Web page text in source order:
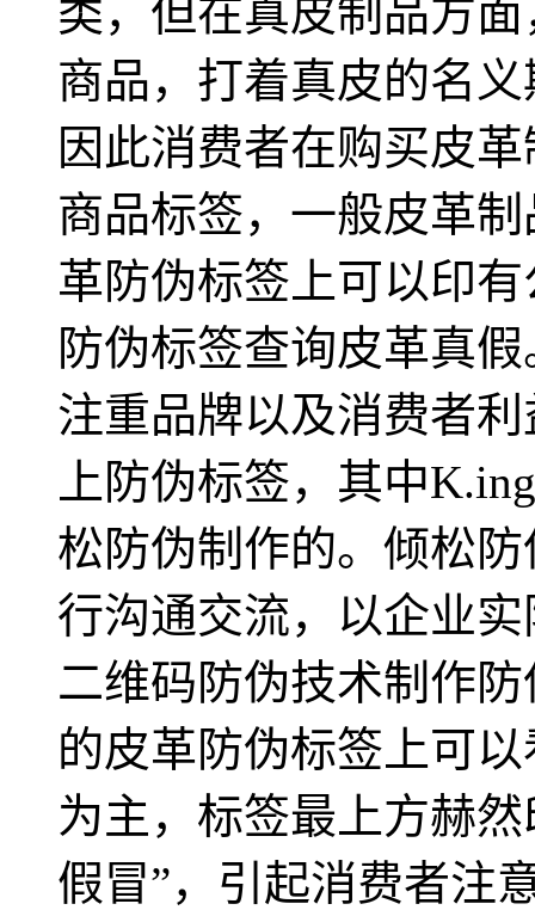
类，但在真皮制品方
商品，打着真皮的名
因此消费者在购买皮
商品标签，一般皮革
革防伪标签上可以印
防伪标签查询皮革真
注重品牌以及消费者
上防伪标签，其中
松防伪制作的。倾松
行沟通交流，以企业
二维码防伪技术制作
的皮革防伪标签上可
为主，标签最上方赫
假冒”，引起消费者注